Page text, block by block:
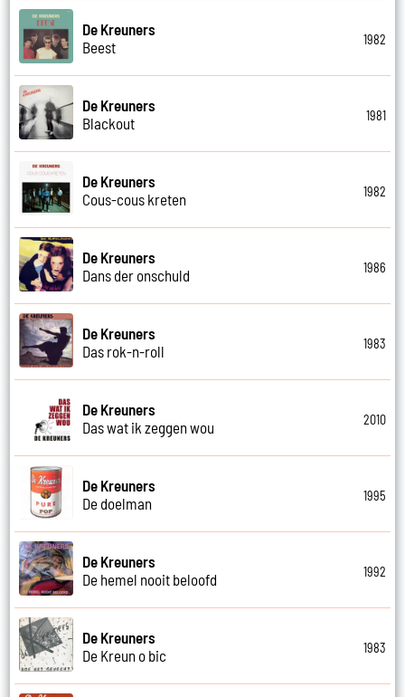
De Kreuners
Beest
1982
De Kreuners
Blackout
1981
De Kreuners
Cous-cous kreten
1982
De Kreuners
Dans der onschuld
1986
De Kreuners
Das rok-n-roll
1983
De Kreuners
Das wat ik zeggen wou
2010
De Kreuners
De doelman
1995
De Kreuners
De hemel nooit beloofd
1992
De Kreuners
De Kreun o bic
1983